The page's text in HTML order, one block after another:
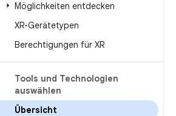
Möglichkeiten entdecken
XR-Gerätetypen
Berechtigungen für XR
Tools und Technologien
auswählen
Übersicht